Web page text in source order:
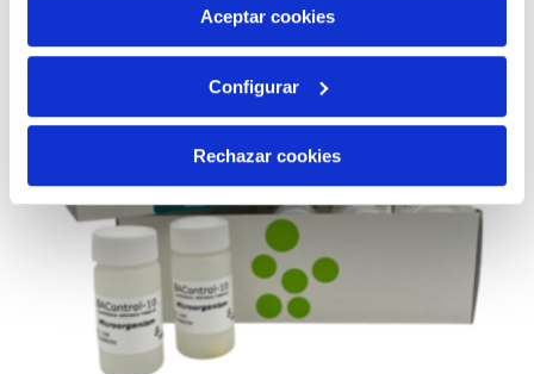
más información en nuestraPolítica de Cookies
Aceptar cookies
Configurar
Rechazar cookies